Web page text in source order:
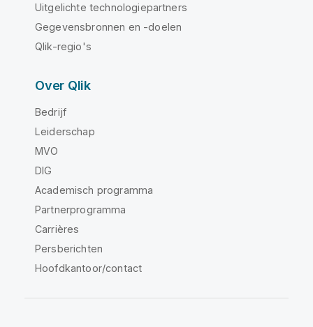
Uitgelichte technologiepartners
Gegevensbronnen en -doelen
Qlik-regio's
Over Qlik
Bedrijf
Leiderschap
MVO
DIG
Academisch programma
Partnerprogramma
Carrières
Persberichten
Hoofdkantoor/contact